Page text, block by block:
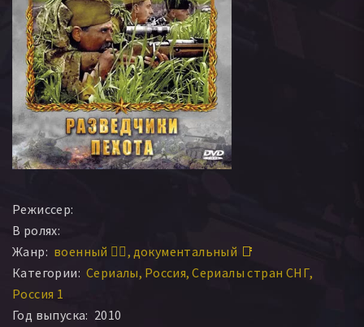
Режиссер:
В ролях:
Жанр: военный 👨‍✈️ документальный 📑
Категории: Сериалы Россия Сериалы стран СНГ
Россия 1
Год выпуска: 2010